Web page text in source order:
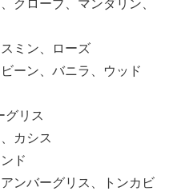
ローブ、マンダリン、
ミン、ローズ
ーン、バニラ、ウッド
リス
カシス
ド
ンバーグリス、トンカビ